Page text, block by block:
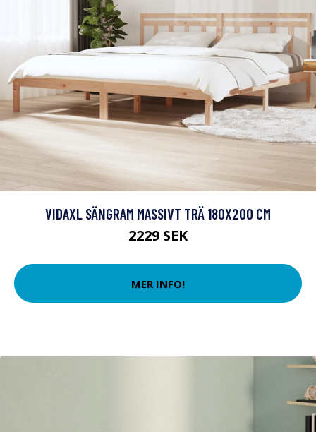
VIDAXL SÄNGRAM MASSIVT TRÄ 180X200 CM
2229 SEK
MER INFO!